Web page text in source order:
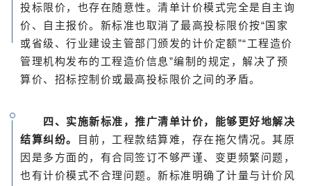
投标限价，也存在随意性。清单计价模式完全是自主询
价、自主报价。新标准也取消了最高投标限价按“国家
或省级、行业建设主管部门颁发的计价定额”“工程造价
管理机构发布的工程造价信息”编制的规定，解决了预
算价、招标控制价或最高投标限价之间的矛盾。
四、实施新标准，推广清单计价，能够更好地解决
结算纠纷。
目前，工程款结算难，存在拖欠情况。其原
因是多方面的，有合同签订不够严谨、变更频繁问题，
也有计价模式不合理问题。新标准明确了计量与计价风